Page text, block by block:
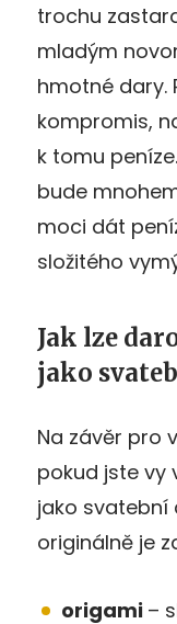
trochu
mladým
hmotné dary.
kompromis,
k tomu
bude
moci dát
složitého
Jak lze
jako
Na závěr pro
pokud jste vy
jako svatební
originálně je
origami –